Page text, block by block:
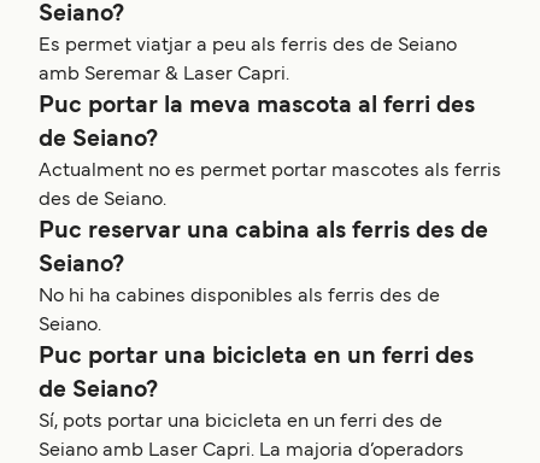
Seiano?
Es permet viatjar a peu als ferris des de Seiano
amb Seremar & Laser Capri.
Puc portar la meva mascota al ferri des
de Seiano?
Actualment no es permet portar mascotes als ferris
des de Seiano.
Puc reservar una cabina als ferris des de
Seiano?
No hi ha cabines disponibles als ferris des de
Seiano.
Puc portar una bicicleta en un ferri des
de Seiano?
Sí, pots portar una bicicleta en un ferri des de
Seiano amb Laser Capri. La majoria d’operadors